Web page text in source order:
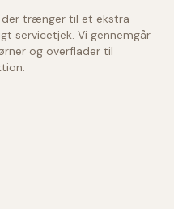
der trænger til et ekstra
servicetjek. Vi gennemgår
og overflader til